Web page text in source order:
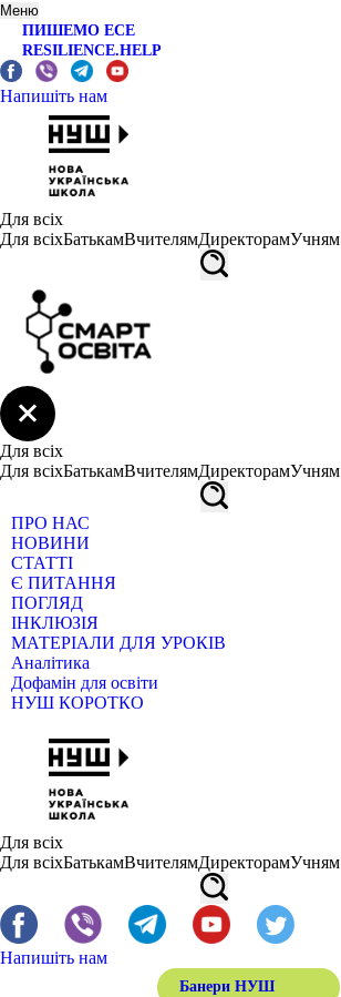
Меню
ПИШЕМО ЕСЕ
RESILIENCE.HELP
Напишіть нам
Для всіх
Для всіхБатькамВчителямДиректорамУчням
Для всіх
Для всіхБатькамВчителямДиректорамУчням
ПРО НАС
НОВИНИ
СТАТТІ
Є ПИТАННЯ
ПОГЛЯД
ІНКЛЮЗІЯ
МАТЕРІАЛИ ДЛЯ УРОКІВ
Аналітика
Дофамін для освіти
НУШ КОРОТКО
Для всіх
Для всіхБатькамВчителямДиректорамУчням
Напишіть нам
Банери НУШ